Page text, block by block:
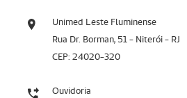
Unimed Leste Fluminense
Rua Dr. Borman, 51 - Niterói - RJ
CEP: 24020-320
Ouvidoria